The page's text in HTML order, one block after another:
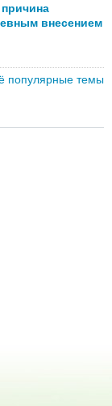
внесением
популярные темы